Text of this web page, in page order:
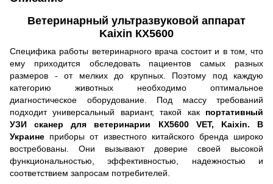
Ветеринарный ультразвуковой аппарат
Kaixin КХ5600
Специфика работы ветеринарного врача состоит и в том, что
ему приходится обследовать пациентов самых разных
размеров - от мелких до крупных. Поэтому под каждую
категорию животных необходимо оптимальное
диагностическое оборудование. Под массу требований
подходит универсальный вариант, такой как портативный
УЗИ сканер для ветеринарии КХ5600 VET, Kaixin. В
Украине приборы от известного китайского бренда широко
востребованы. Они вызывают доверие своей высокой
функциональностью, эффективностью, надежностью и
соответствием запросам потребителей.